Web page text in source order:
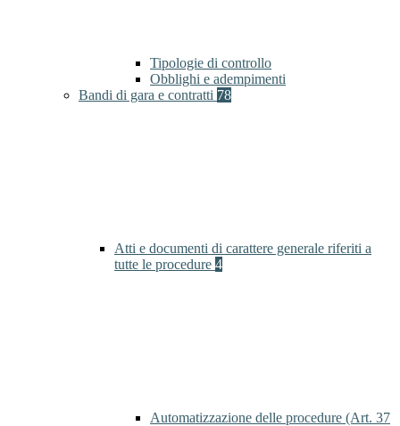
Tipologie di controllo
Obblighi e adempimenti
Bandi di gara e contratti 78
Atti e documenti di carattere generale riferiti a
tutte le procedure 4
Automatizzazione delle procedure (Art. 37